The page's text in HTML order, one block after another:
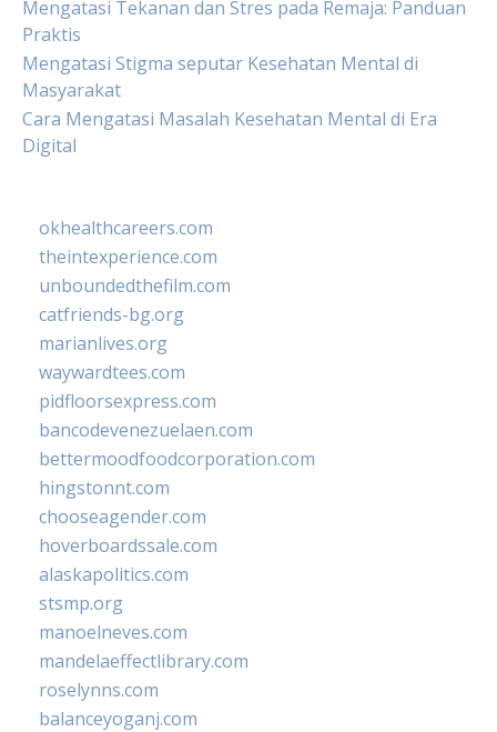
Mengatasi Tekanan dan Stres pada Remaja: Panduan
Praktis
Mengatasi Stigma seputar Kesehatan Mental di
Masyarakat
Cara Mengatasi Masalah Kesehatan Mental di Era
Digital
okhealthcareers.com
theintexperience.com
unboundedthefilm.com
catfriends-bg.org
marianlives.org
waywardtees.com
pidfloorsexpress.com
bancodevenezuelaen.com
bettermoodfoodcorporation.com
hingstonnt.com
chooseagender.com
hoverboardssale.com
alaskapolitics.com
stsmp.org
manoelneves.com
mandelaeffectlibrary.com
roselynns.com
balanceyoganj.com